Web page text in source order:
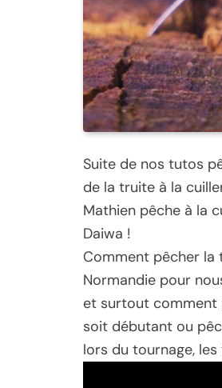
Suite de nos tutos
de la truite à la
Mathien pêche à la
Daiwa !
Comment pêcher la
Normandie pour
et surtout comment
soit débutant ou
lors du tournage,